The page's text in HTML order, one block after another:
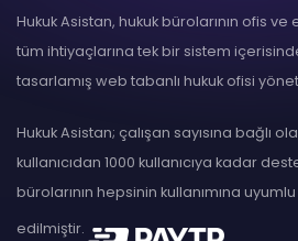
Hukuk Asistan, hukuk bürolarının ofis
tüm ihtiyaçlarına tek bir sistem
tasarlamış web tabanlı hukuk ofisi
Hukuk Asistan; çalışan sayısına bağlı
kullanıcıdan 1000 kullanıcıya kadar
bürolarının hepsinin kullanımına
edilmiştir.